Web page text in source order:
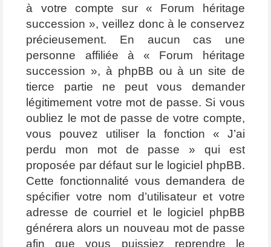
à votre compte sur « Forum héritage
succession », veillez donc à le conservez
précieusement. En aucun cas une
personne affiliée à « Forum héritage
succession », à phpBB ou à un site de
tierce partie ne peut vous demander
légitimement votre mot de passe. Si vous
oubliez le mot de passe de votre compte,
vous pouvez utiliser la fonction « J’ai
perdu mon mot de passe » qui est
proposée par défaut sur le logiciel phpBB.
Cette fonctionnalité vous demandera de
spécifier votre nom d’utilisateur et votre
adresse de courriel et le logiciel phpBB
générera alors un nouveau mot de passe
afin que vous puissiez reprendre le